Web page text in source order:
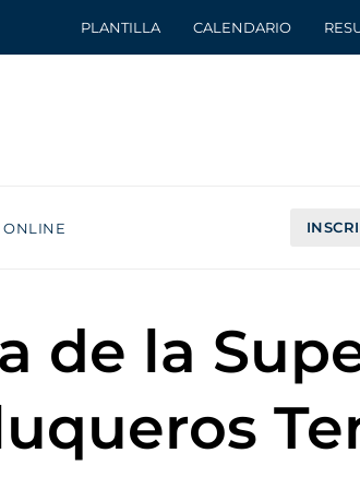
PLANTILLA CALENDARIO
ONLINE
de la